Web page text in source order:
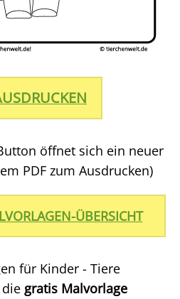
öffnet sich ein neuer
PDF zum Ausdrucken)
ÜBERSICHT
für Kinder - Tiere
gratis Malvorlage